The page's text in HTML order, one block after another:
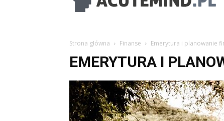
Strona główna Finanse Emerytura i planowanie
EMERYTURA I